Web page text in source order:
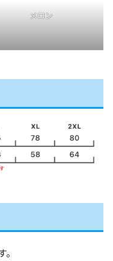
メロン